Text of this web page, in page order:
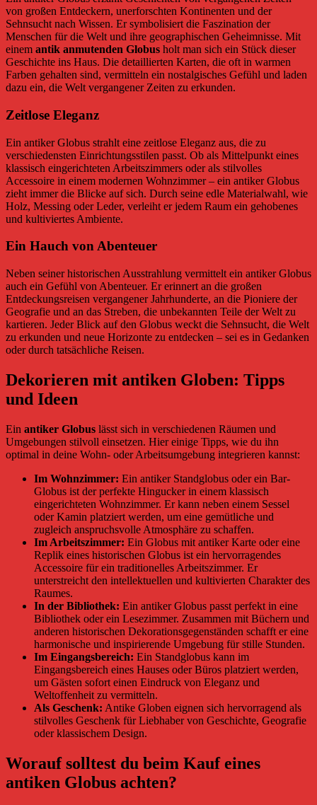
von großen Entdeckern, unerforschten Kontinenten und der
Sehnsucht nach Wissen. Er symbolisiert die Faszination der
Menschen für die Welt und ihre geographischen Geheimnisse. Mit
einem antik anmutenden Globus holt man sich ein Stück dieser
Geschichte ins Haus. Die detaillierten Karten, die oft in warmen
Farben gehalten sind, vermitteln ein nostalgisches Gefühl und laden
dazu ein, die Welt vergangener Zeiten zu erkunden.
Zeitlose Eleganz
Ein antiker Globus strahlt eine zeitlose Eleganz aus, die zu
verschiedensten Einrichtungsstilen passt. Ob als Mittelpunkt eines
klassisch eingerichteten Arbeitszimmers oder als stilvolles
Accessoire in einem modernen Wohnzimmer – ein antiker Globus
zieht immer die Blicke auf sich. Durch seine edle Materialwahl, wie
Holz, Messing oder Leder, verleiht er jedem Raum ein gehobenes
und kultiviertes Ambiente.
Ein Hauch von Abenteuer
Neben seiner historischen Ausstrahlung vermittelt ein antiker Globus
auch ein Gefühl von Abenteuer. Er erinnert an die großen
Entdeckungsreisen vergangener Jahrhunderte, an die Pioniere der
Geografie und an das Streben, die unbekannten Teile der Welt zu
kartieren. Jeder Blick auf den Globus weckt die Sehnsucht, die Welt
zu erkunden und neue Horizonte zu entdecken – sei es in Gedanken
oder durch tatsächliche Reisen.
Dekorieren mit antiken Globen: Tipps
und Ideen
Ein antiker Globus lässt sich in verschiedenen Räumen und
Umgebungen stilvoll einsetzen. Hier einige Tipps, wie du ihn
optimal in deine Wohn- oder Arbeitsumgebung integrieren kannst:
Im Wohnzimmer: Ein antiker Standglobus oder ein Bar-
Globus ist der perfekte Hingucker in einem klassisch
eingerichteten Wohnzimmer. Er kann neben einem Sessel
oder Kamin platziert werden, um eine gemütliche und
zugleich anspruchsvolle Atmosphäre zu schaffen.
Im Arbeitszimmer: Ein Globus mit antiker Karte oder eine
Replik eines historischen Globus ist ein hervorragendes
Accessoire für ein traditionelles Arbeitszimmer. Er
unterstreicht den intellektuellen und kultivierten Charakter des
Raumes.
In der Bibliothek: Ein antiker Globus passt perfekt in eine
Bibliothek oder ein Lesezimmer. Zusammen mit Büchern und
anderen historischen Dekorationsgegenständen schafft er eine
harmonische und inspirierende Umgebung für stille Stunden.
Im Eingangsbereich: Ein Standglobus kann im
Eingangsbereich eines Hauses oder Büros platziert werden,
um Gästen sofort einen Eindruck von Eleganz und
Weltoffenheit zu vermitteln.
Als Geschenk: Antike Globen eignen sich hervorragend als
stilvolles Geschenk für Liebhaber von Geschichte, Geografie
oder klassischem Design.
Worauf solltest du beim Kauf eines
antiken Globus achten?